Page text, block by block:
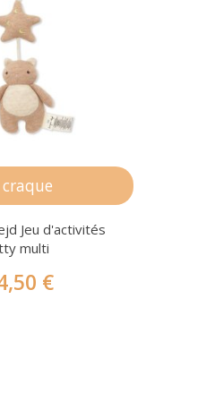
craque
Jeu d'activités
multi
€